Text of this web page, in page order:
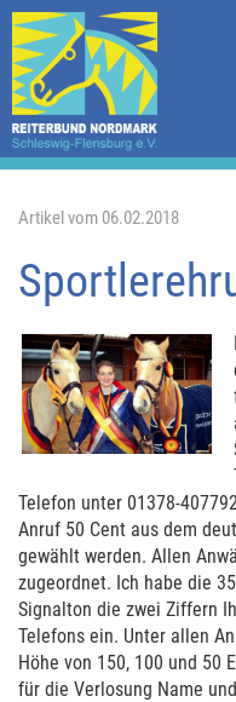
Artikel vom 06.02.2018
Telefon unter 01378-
Anruf 50 Cent aus dem
gewählt werden. Allen
zugeordnet. Ich habe die
Signalton die zwei Ziffern
Telefons ein. Unter allen
Höhe von 150, 100 und 50
für die Verlosung Name